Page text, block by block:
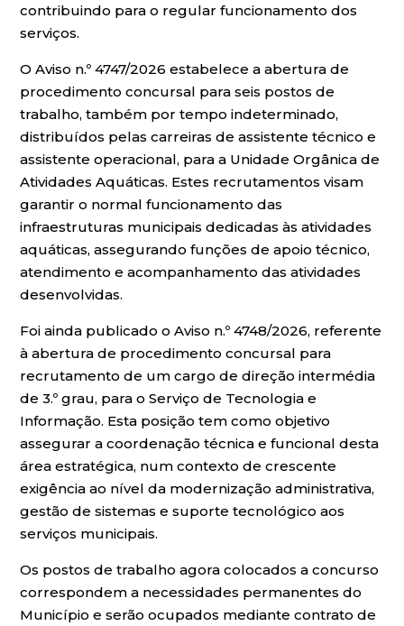
contribuindo para o regular funcionamento dos
serviços.
O Aviso n.º 4747/2026 estabelece a abertura de
procedimento concursal para seis postos de
trabalho, também por tempo indeterminado,
distribuídos pelas carreiras de assistente técnico e
assistente operacional, para a Unidade Orgânica de
Atividades Aquáticas. Estes recrutamentos visam
garantir o normal funcionamento das
infraestruturas municipais dedicadas às atividades
aquáticas, assegurando funções de apoio técnico,
atendimento e acompanhamento das atividades
desenvolvidas.
Foi ainda publicado o Aviso n.º 4748/2026, referente
à abertura de procedimento concursal para
recrutamento de um cargo de direção intermédia
de 3.º grau, para o Serviço de Tecnologia e
Informação. Esta posição tem como objetivo
assegurar a coordenação técnica e funcional desta
área estratégica, num contexto de crescente
exigência ao nível da modernização administrativa,
gestão de sistemas e suporte tecnológico aos
serviços municipais.
Os postos de trabalho agora colocados a concurso
correspondem a necessidades permanentes do
Município e serão ocupados mediante contrato de